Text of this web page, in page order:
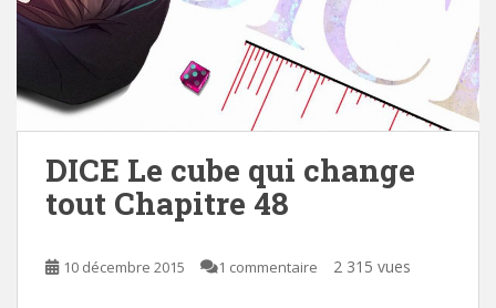
DICE Le cube qui change
tout Chapitre 48
10 décembre 2015 1 commentaire 2 315 vues